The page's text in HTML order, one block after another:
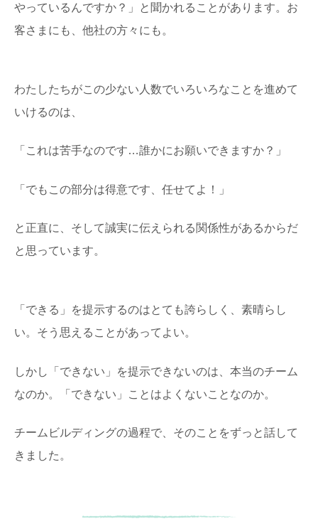
やっているんですか？」と聞かれることがあります。お
客さまにも、他社の方々にも。
わたしたちがこの少ない人数でいろいろなことを進めて
いけるのは、
「これは苦手なのです…誰かにお願いできますか？」
「でもこの部分は得意です、任せてよ！」
と正直に、そして誠実に伝えられる関係性があるからだ
と思っています。
「できる」を提示するのはとても誇らしく、素晴らし
い。そう思えることがあってよい。
しかし「できない」を提示できないのは、本当のチーム
なのか。「できない」ことはよくないことなのか。
チームビルディングの過程で、そのことをずっと話して
きました。